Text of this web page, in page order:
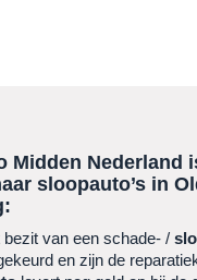
Midden Nederland
sloopauto’s in
bezit van een schade- /
en zijn de